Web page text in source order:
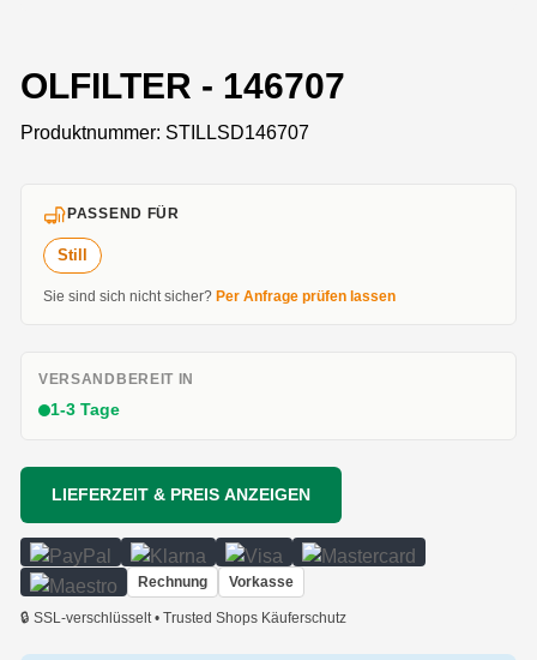
OLFILTER - 146707
Produktnummer: STILLSD146707
PASSEND FÜR
Still
Sie sind sich nicht sicher? Per Anfrage prüfen lassen
VERSANDBEREIT IN
1-3 Tage
LIEFERZEIT & PREIS ANZEIGEN
Rechnung Vorkasse
🔒 SSL-verschlüsselt • Trusted Shops Käuferschutz